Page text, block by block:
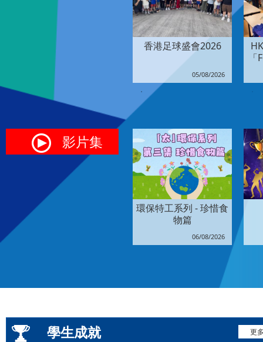
香港足球盛會2026
05/08/2026
影片集
環保特工系列 - 珍惜食
物篇
06/08/2026
更
學生成就